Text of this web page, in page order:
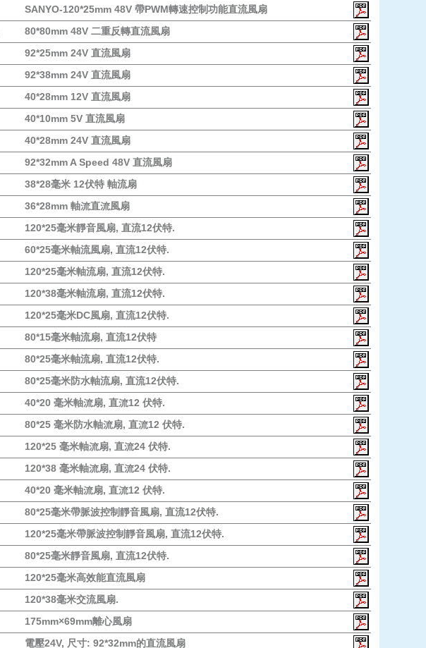
SANYO-120*25mm 48V 帶PWM轉速控制功能直流風扇
80*80mm 48V 二重反轉直流風扇
92*25mm 24V 直流風扇
92*38mm 24V 直流風扇
40*28mm 12V 直流風扇
40*10mm 5V 直流風扇
40*28mm 24V 直流風扇
92*32mm A Speed 48V 直流風扇
38*28毫米 12伏特 軸流扇
36*28mm 軸流直流風扇
120*25毫米靜音風扇, 直流12伏特.
60*25毫米軸流風扇, 直流12伏特.
120*25毫米軸流扇, 直流12伏特.
120*38毫米軸流扇, 直流12伏特.
120*25毫米DC風扇, 直流12伏特.
80*15毫米軸流扇, 直流12伏特
80*25毫米軸流扇, 直流12伏特.
80*25毫米防水軸流扇, 直流12伏特.
40*20 毫米軸流扇, 直流12 伏特.
80*25 毫米防水軸流扇, 直流12 伏特.
120*25 毫米軸流扇, 直流24 伏特.
120*38 毫米軸流扇, 直流24 伏特.
40*20 毫米軸流扇, 直流12 伏特.
80*25毫米帶脈波控制靜音風扇, 直流12伏特.
120*25毫米帶脈波控制靜音風扇, 直流12伏特.
80*25毫米靜音風扇, 直流12伏特.
120*25毫米高效能直流風扇
120*38毫米交流風扇.
175mm×69mm離心風扇
電壓24V, 尺寸: 92*32mm的直流風扇